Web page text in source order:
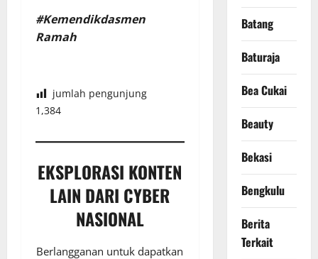
#Kemendikdasmen
Ramah
jumlah pengunjung
1,384
EKSPLORASI KONTEN
LAIN DARI CYBER
NASIONAL
Berlangganan untuk dapatkan
Batang
Baturaja
Bea Cukai
Beauty
Bekasi
Bengkulu
Berita
Terkait